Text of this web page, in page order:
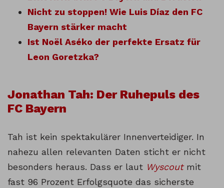
Nicht zu stoppen! Wie Luis Díaz den FC
Bayern stärker macht
Ist Noël Aséko der perfekte Ersatz für
Leon Goretzka?
Jonathan Tah: Der Ruhepuls des
FC Bayern
Tah ist kein spektakulärer Innenverteidiger. In
nahezu allen relevanten Daten sticht er nicht
besonders heraus. Dass er laut Wyscoutmit
fast 96 Prozent Erfolgsquote das sicherste